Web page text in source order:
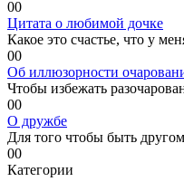
00
Цитата о любимой дочке
Какое это счастье, что у
00
Об иллюзорности
Чтобы избежать
00
О дружбе
Для того чтобы быть
00
Категории